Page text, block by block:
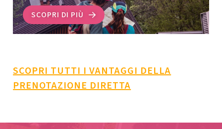
SCOPRI DI PIÙ
SCOPRI TUTTI I VANTAGGI DELLA
PRENOTAZIONE DIRETTA